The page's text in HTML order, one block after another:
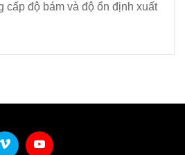
cấp độ bám và độ ổn định xuất